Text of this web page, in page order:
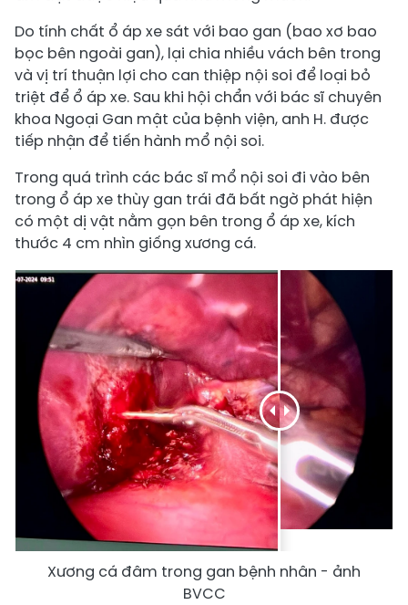
Do tính chất ổ áp xe sát với bao gan (bao xơ bao
bọc bên ngoài gan), lại chia nhiều vách bên trong
và vị trí thuận lợi cho can thiệp nội soi để loại bỏ
triệt để ổ áp xe. Sau khi hội chẩn với bác sĩ chuyên
khoa Ngoại Gan mật của bệnh viện, anh H. được
tiếp nhận để tiến hành mổ nội soi.
Trong quá trình các bác sĩ mổ nội soi đi vào bên
trong ổ áp xe thùy gan trái đã bất ngờ phát hiện
có một dị vật nằm gọn bên trong ổ áp xe, kích
thước 4 cm nhìn giống xương cá.
Xương cá đâm trong gan bệnh nhân - ảnh
BVCC